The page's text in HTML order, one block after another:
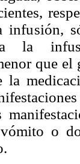
la
que el
o